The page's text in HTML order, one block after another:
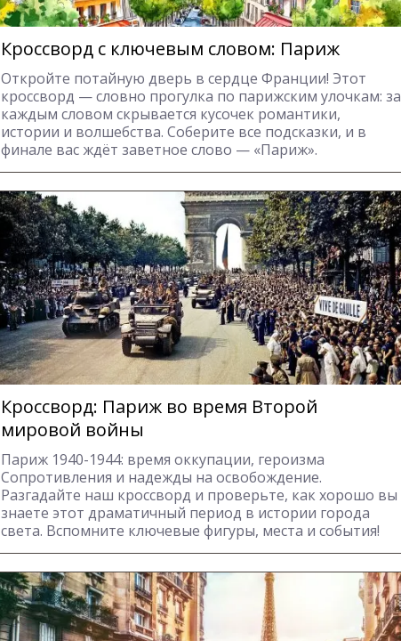
Кроссворд с ключевым словом: Париж
Откройте потайную дверь в сердце Франции! Этот
кроссворд — словно прогулка по парижским улочкам: за
каждым словом скрывается кусочек романтики,
истории и волшебства. Соберите все подсказки, и в
финале вас ждёт заветное слово — «Париж».
Кроссворд: Париж во время Второй
мировой войны
Париж 1940-1944: время оккупации, героизма
Сопротивления и надежды на освобождение.
Разгадайте наш кроссворд и проверьте, как хорошо вы
знаете этот драматичный период в истории города
света. Вспомните ключевые фигуры, места и события!